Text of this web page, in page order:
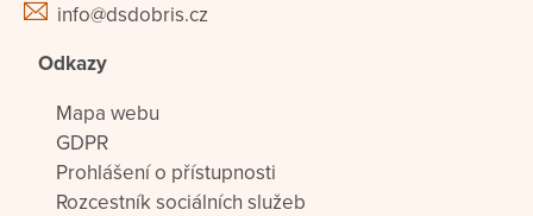
info@dsdobris.cz
Odkazy
Mapa webu
GDPR
Prohlášení o přístupnosti
Rozcestník sociálních služeb